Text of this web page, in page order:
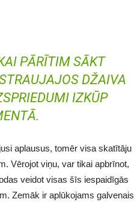
PĀRĪTIM SĀKT
DŽAIVA
IZKŪP
aplausus, tomēr visa skatītāju
Vērojot viņu, var tikai apbrīnot,
veidot visas šīs iespaidīgās
Zemāk ir aplūkojams galvenais